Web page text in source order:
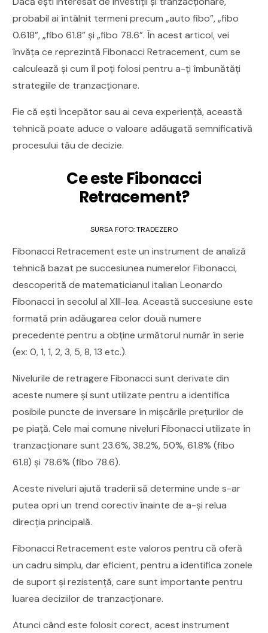
probabil ai întâlnit termeni precum „auto fibo”, „fibo
0.618”, „fibo 61.8” și „fibo 78.6”. În acest articol, vei
învăța ce reprezintă Fibonacci Retracement, cum se
calculează și cum îl poți folosi pentru a-ți îmbunătăți
strategiile de tranzacționare.
Fie că ești începător sau ai ceva experiență, această
tehnică poate aduce o valoare adăugată semnificativă
procesului tău de decizie.
Ce este Fibonacci
Retracement?
SURSA FOTO: TRADEZERO
Fibonacci Retracement este un instrument de analiză
tehnică bazat pe succesiunea numerelor Fibonacci,
descoperită de matematicianul italian Leonardo
Fibonacci în secolul al XIII-lea. Această succesiune este
formată prin adăugarea celor două numere
precedente pentru a obține următorul număr în serie
(ex: 0, 1, 1, 2, 3, 5, 8, 13 etc.).
Nivelurile de retragere Fibonacci sunt derivate din
aceste numere și sunt utilizate pentru a identifica
posibile puncte de inversare în mișcările prețurilor de
pe piață. Cele mai comune niveluri Fibonacci utilizate în
tranzacționare sunt 23.6%, 38.2%, 50%, 61.8% (fibo
61.8) și 78.6% (fibo 78.6).
Aceste niveluri ajută traderii să determine unde s-ar
putea opri un trend corectiv înainte de a-și relua
direcția principală.
Fibonacci Retracement este valoros pentru că oferă
un cadru simplu, dar eficient, pentru a identifica zonele
de suport și rezistență, care sunt importante pentru
luarea deciziilor de tranzacționare.
Atunci când este folosit corect, acest instrument